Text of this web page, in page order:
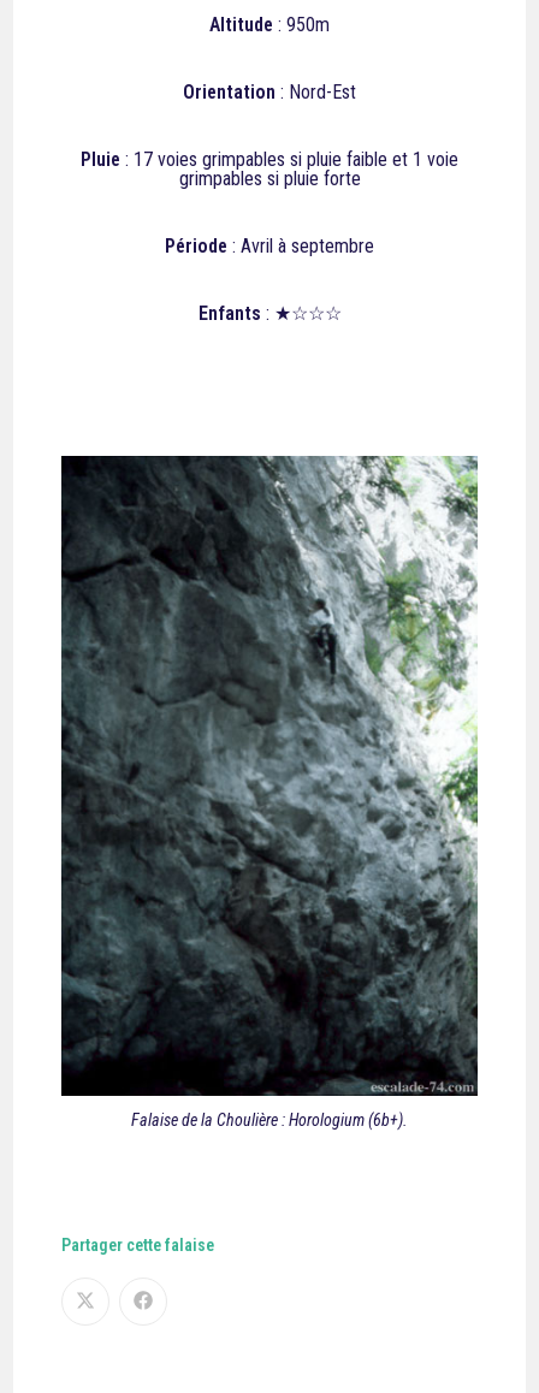
Altitude : 950m
Orientation : Nord-Est
Pluie : 17 voies grimpables si pluie faible et 1 voie
grimpables si pluie forte
Période : Avril à septembre
Enfants : ★☆☆☆
Falaise de la Choulière : Horologium (6b+).
Partager cette falaise